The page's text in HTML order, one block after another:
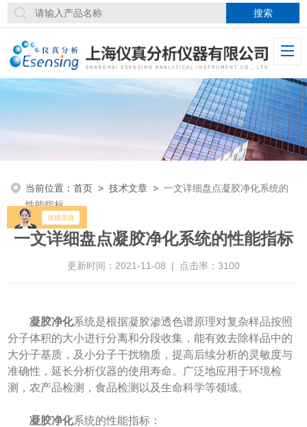
当前位置：首页 >技术文章 >一文详细盘点凝胶净化系统的
性能指标
一文详细盘点凝胶净化系统的性能指标
更新时间：2021-11-08 | 点击率：3100
凝胶净化系统是根据凝胶渗透色谱原理对复杂样品按照
分子体积的大小进行分离和分段收集，能有效去除样品中的
大分子基质，及小分子干扰物质，提高后续分析的灵敏度与
准确性，延长分析仪器的使用寿命。广泛地应用于环境检
测，农产品检测，食品检测以及生命科学等领域。
凝胶净化系统的性能指标：